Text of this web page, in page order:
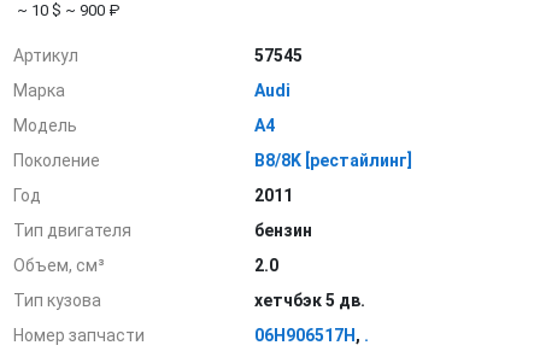
~ 10 $ ~ 900 ₽
Артикул
57545
Марка
Audi
Модель
A4
Поколение
B8/8K [рестайлинг]
Год
2011
Тип двигателя
бензин
Объем, см³
2.0
Тип кузова
хетчбэк 5 дв.
Номер запчасти
06H906517H , .